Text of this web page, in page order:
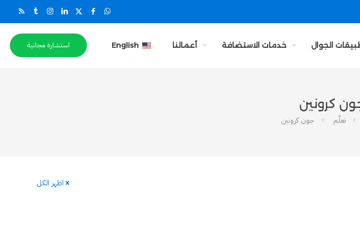
الجوال خدمات الاستضافة أعمالنا English استشارة مجانية
كرونين
تعلّم جون كرونين
اظهر الكل